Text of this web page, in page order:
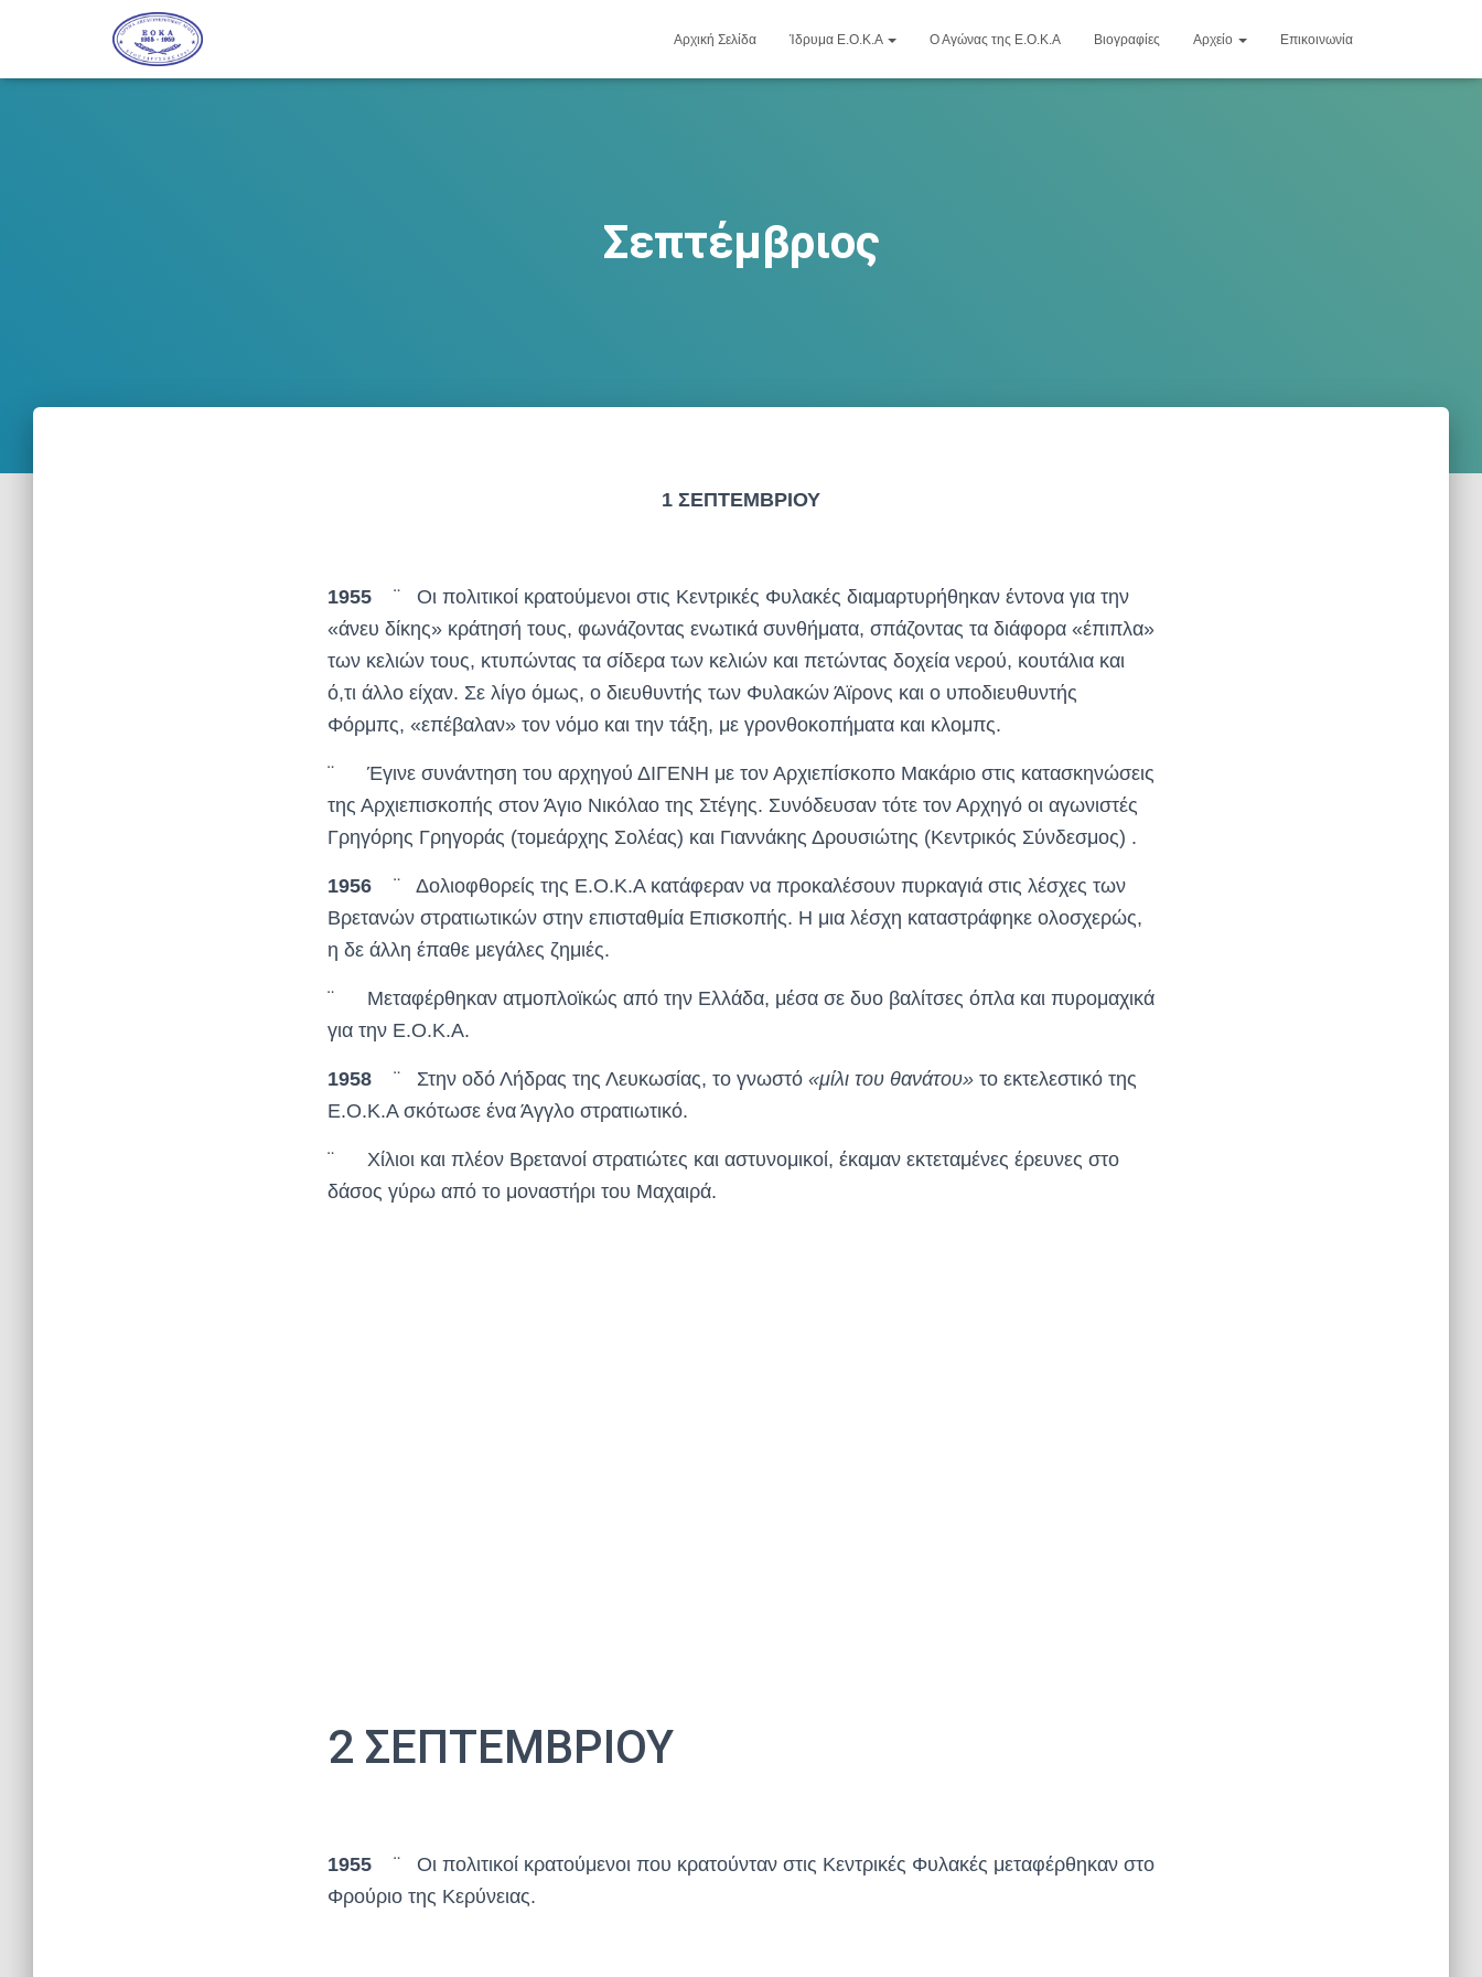
Αρχική Σελίδα Ίδρυμα Ε.Ο.Κ.Α Ο Αγώνας της Ε.Ο.Κ.Α Βιογραφίες Αρχείο Επικοινωνία
Σεπτέμβριος
1 ΣΕΠΤΕΜΒΡΙΟΥ
1955 ¨ Οι πολιτικοί κρατούμενοι στις Κεντρικές Φυλακές διαμαρτυρήθηκαν έντονα για την
«άνευ δίκης» κράτησή τους, φωνάζοντας ενωτικά συνθήματα, σπάζοντας τα διάφορα «έπιπλα»
των κελιών τους, κτυπώντας τα σίδερα των κελιών και πετώντας δοχεία νερού, κουτάλια και
ό,τι άλλο είχαν. Σε λίγο όμως, ο διευθυντής των Φυλακών Άϊρονς και ο υποδιευθυντής
Φόρμπς, «επέβαλαν» τον νόμο και την τάξη, με γρονθοκοπήματα και κλομπς.
¨ Έγινε συνάντηση του αρχηγού ΔΙΓΕΝΗ με τον Αρχιεπίσκοπο Μακάριο στις κατασκηνώσεις
της Αρχιεπισκοπής στον Άγιο Νικόλαο της Στέγης. Συνόδευσαν τότε τον Αρχηγό οι αγωνιστές
Γρηγόρης Γρηγοράς (τομεάρχης Σολέας) και Γιαννάκης Δρουσιώτης (Κεντρικός Σύνδεσμος) .
1956 ¨ Δολιοφθορείς της Ε.Ο.Κ.Α κατάφεραν να προκαλέσουν πυρκαγιά στις λέσχες των
Βρετανών στρατιωτικών στην επισταθμία Επισκοπής. Η μια λέσχη καταστράφηκε ολοσχερώς,
η δε άλλη έπαθε μεγάλες ζημιές.
¨ Μεταφέρθηκαν ατμοπλοϊκώς από την Ελλάδα, μέσα σε δυο βαλίτσες όπλα και πυρομαχικά
για την Ε.Ο.Κ.Α.
1958 ¨ Στην οδό Λήδρας της Λευκωσίας, το γνωστό «μίλι του θανάτου» το εκτελεστικό της
Ε.Ο.Κ.Α σκότωσε ένα Άγγλο στρατιωτικό.
¨ Χίλιοι και πλέον Βρετανοί στρατιώτες και αστυνομικοί, έκαμαν εκτεταμένες έρευνες στο
δάσος γύρω από το μοναστήρι του Μαχαιρά.
2 ΣΕΠΤΕΜΒΡΙΟΥ
1955 ¨ Οι πολιτικοί κρατούμενοι που κρατούνταν στις Κεντρικές Φυλακές μεταφέρθηκαν στο
Φρούριο της Κερύνειας.